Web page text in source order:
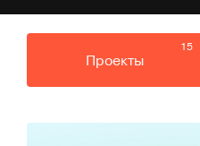
15
Проекты